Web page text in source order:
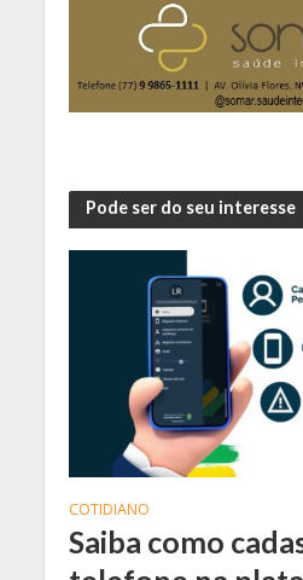
Pode ser do seu interesse
COTIDIANO
Saiba como